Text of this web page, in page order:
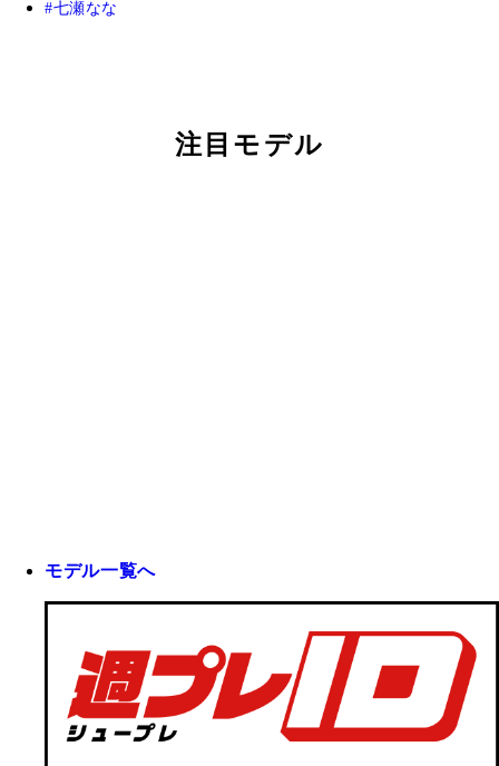
七瀬なな
注目モデル
モデル一覧へ